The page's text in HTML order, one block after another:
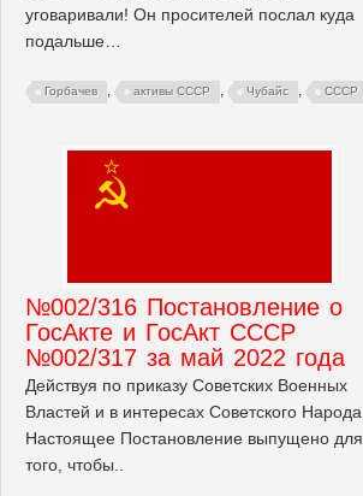
уговаривали! Он просителей послал куда
подальше…
Горбачев активы СССР Чубайс СССР
№002/316 Постановление о
ГосАкте и ГосАкт СССР
№002/317 за май 2022 года
Действуя по приказу Советских Военных
Властей и в интересах Советского Народа,
Настоящее Постановление выпущено для
того, чтобы..